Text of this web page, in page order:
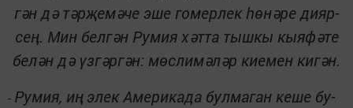
гән дә тәр­җе­мә­че эше го­мер­лек һө­нә­ре ди­яр­
сең. Мин бел­гән Ру­мия хәт­та тыш­кы кы­я­фә­те
бе­лән дә үз­гәр­гән: мөс­ли­мә­ләр ки­е­мен ки­гән.
- Ру­мия, иңэлек Аме­ри­ка­да бул­ма­ган ке­ше бу­